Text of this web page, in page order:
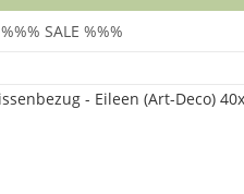
%%% SALE %%%